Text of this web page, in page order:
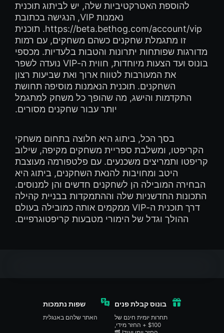
להוספת האטרקטיביות שלה, יש לביתוג תוכנית
נאמנות VIP, הנגישה בכתובת
https://beta.bethog.com/account/vip. תוכנית
זו מתגמלת שחקנים כשהם משחקים, עם רמות
מדורגות שפותחות יתרונות והטבות בלעדיות. מכספי
בונוס ועד הצעות מיוחדות, חווית ה-VIP נועדה לשפר
את המעורבות לטווח ארוך ואת שביעות רצון
השחקנים. תוכנית הנאמנות מוסיפה תחושת
התקדמות והישג, מה שהופך כל משחק למתגמל
יותר עבור שחקנים מסורים.
בסך הכל, ביתוג היא חלוצה בתחום משחקי
הקריפטו, ומשלבת ספריית משחקים מקיפה, שילוב
קריפטו ותמריצים משכנעים. עם פלטפורמה מעוצבת
היטב ומחויבות להנאת השחקנים, ביתוג היא
הבחירה המובילה הן לשחקנים חדשים והן למנוסים.
התכונות החדשניות שלה וההתמקדות בבניית קהילה
דרך תוכנית ה-VIP ממקמים אותה כמובילה בעולם
ההולך וגדל של הימורי מטבעות קריפטוגרפיים.
בונוס קבלת פנים
תחרות יומית חינם של
$100 + החזר מידי,
שפות נתמכות
האתר שלהם באנגלית